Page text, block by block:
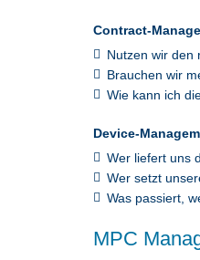
Contract-
Nutzen wir den
Brauchen wir
Wie kann ich
Device-
Wer liefert uns
Wer setzt
Was passiert,
MPC